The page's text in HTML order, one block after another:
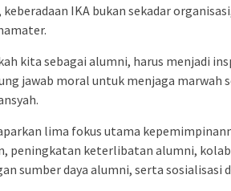
IKA bukan sekadar
kita sebagai alumni, harus menjadi
jawab moral untuk menjaga marwah
lima fokus utama
peningkatan keterlibatan alumni,
sumber daya alumni, serta sosialisasi